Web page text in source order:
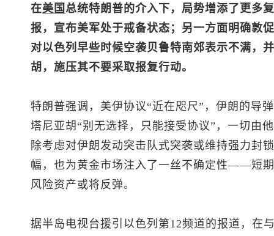
在美国 总统特朗普的介入下，局势增添了更多
报，宣布美军处于戒备状态；另一方面明确敦
对以色列早些时候空袭贝鲁特南郊表示不满，
胡，施压其不要采取报复行动。
特朗普强调，美伊协议“近在咫尺”，伊朗的导
塔尼亚胡“别无选择，只能接受协议”，一切由
除考虑对伊朗发动突击队式突袭或维持强力封
幅，也为黄金市场注入了一丝不确定性——短
风险资产或将反弹。
据半岛电视台援引以色列第12频道的报道，在